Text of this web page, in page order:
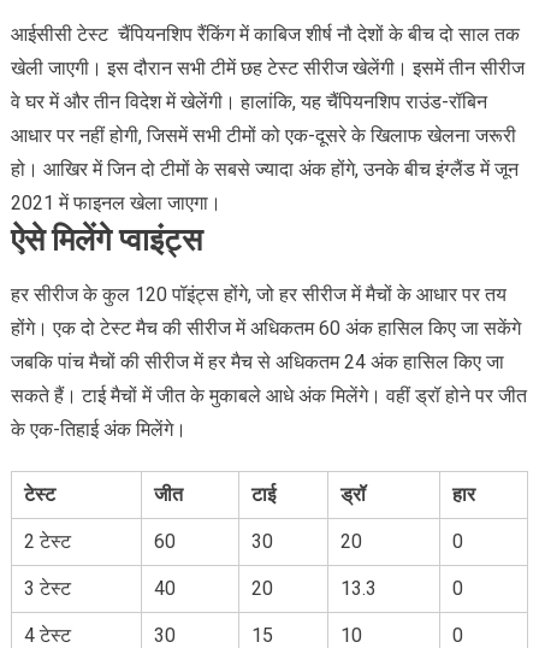
आईसीसी टेस्ट चैंपियनशिप रैंकिंग में काबिज शीर्ष नौ देशों के बीच दो साल तक
खेली जाएगी। इस दौरान सभी टीमें छह टेस्ट सीरीज खेलेंगी। इसमें तीन सीरीज
वे घर में और तीन विदेश में खेलेंगी। हालांकि, यह चैंपियनशिप राउंड-रॉबिन
आधार पर नहीं होगी, जिसमें सभी टीमों को एक-दूसरे के खिलाफ खेलना जरूरी
हो। आखिर में जिन दो टीमों के सबसे ज्यादा अंक होंगे, उनके बीच इंग्लैंड में जून
2021 में फाइनल खेला जाएगा।
ऐसे मिलेंगे प्वाइंट्स
हर सीरीज के कुल 120 पॉइंट्स होंगे, जो हर सीरीज में मैचों के आधार पर तय
होंगे। एक दो टेस्ट मैच की सीरीज में अधिकतम 60 अंक हासिल किए जा सकेंगे
जबकि पांच मैचों की सीरीज में हर मैच से अधिकतम 24 अंक हासिल किए जा
सकते हैं। टाई मैचों में जीत के मुकाबले आधे अंक मिलेंगे। वहीं ड्रॉ होने पर जीत
के एक-तिहाई अंक मिलेंगे।
टेस्ट जीत टाई ड्रॉ हार
2 टेस्ट 60 30 20 0
3 टेस्ट 40 20 13.3 0
4 टेस्ट 30 15 10 0